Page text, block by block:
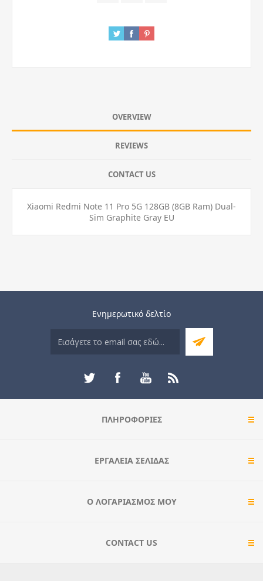
OVERVIEW
REVIEWS
CONTACT US
Xiaomi Redmi Note 11 Pro 5G 128GB (8GB Ram) Dual-
Sim Graphite Gray EU
Ενημερωτικό δελτίο
ΠΛΗΡΟΦΟΡΊΕΣ
ΕΡΓΑΛΕΊΑ ΣΕΛΊΔΑΣ
Ο ΛΟΓΑΡΙΑΣΜΌΣ ΜΟΥ
CONTACT US